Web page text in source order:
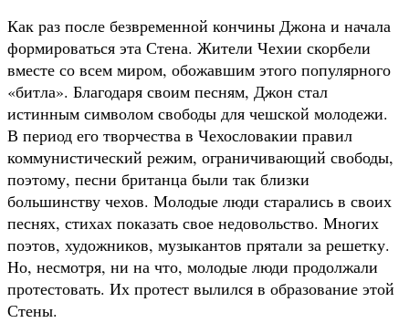
Как раз после безвременной кончины Джона и начала
формироваться эта Стена. Жители Чехии скорбели
вместе со всем миром, обожавшим этого популярного
«битла». Благодаря своим песням, Джон стал
истинным символом свободы для чешской молодежи.
В период его творчества в Чехословакии правил
коммунистический режим, ограничивающий свободы,
поэтому, песни британца были так близки
большинству чехов. Молодые люди старались в своих
песнях, стихах показать свое недовольство. Многих
поэтов, художников, музыкантов прятали за решетку.
Но, несмотря, ни на что, молодые люди продолжали
протестовать. Их протест вылился в образование этой
Стены.